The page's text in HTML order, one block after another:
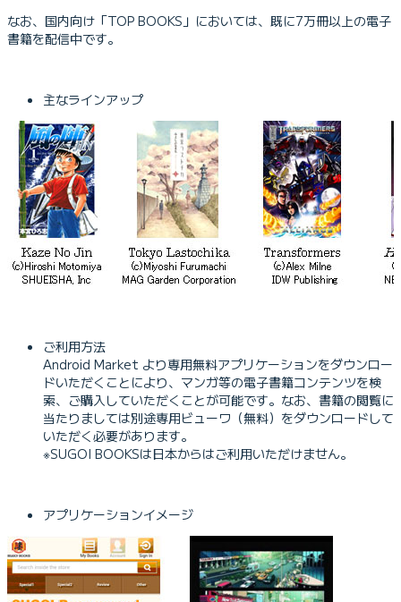
なお、国内向け「TOP BOOKS」においては、既に7万冊以上の電子
書籍を配信中です。
主なラインアップ
ご利用方法
Android Market より専用無料アプリケーションをダウンロー
ドいただくことにより、マンガ等の電子書籍コンテンツを検
索、ご購入していただくことが可能です。なお、書籍の閲覧に
当たりましては別途専用ビューワ（無料）をダウンロードして
いただく必要があります。
※SUGOI BOOKSは日本からはご利用いただけません。
アプリケーションイメージ